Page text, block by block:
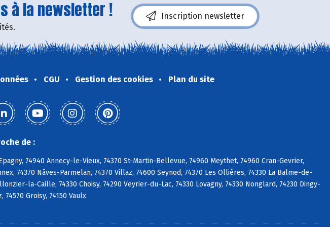
à la newsletter ! Inscription newsletter
CGU Gestion des cookies Plan du site
de :
74940 Annecy-le-Vieux, 74370 St-Martin-Bellevue, 74960 Meythet, 74960 Cran-Gevrier,
74370 Nâves-Parmelan, 74370 Villaz, 74600 Seynod, 74370 Les Ollières, 74330 La Balme-de-
la-Caille, 74330 Choisy, 74290 Veyrier-du-Lac, 74330 Lovagny, 74330 Nonglard, 74230 Dingy-
74570 Groisy, 74150 Vaulx